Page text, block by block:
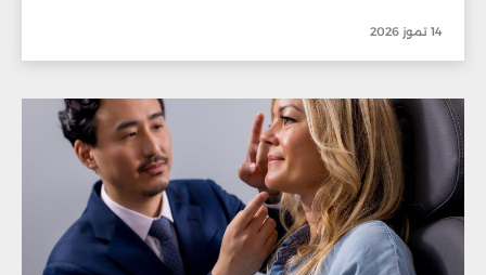
14 تموز 2026